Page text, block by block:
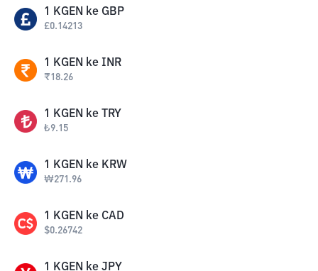
1 KGEN ke GBP
£0.14213
1 KGEN ke INR
₹18.26
1 KGEN ke TRY
₺9.15
1 KGEN ke KRW
₩271.96
1 KGEN ke CAD
$0.26742
1 KGEN ke JPY